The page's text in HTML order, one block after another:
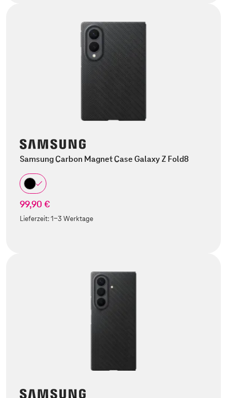
Samsung Carbon Magnet Case Galaxy Z Fold8
99,90 €
Lieferzeit:1-3 Werktage